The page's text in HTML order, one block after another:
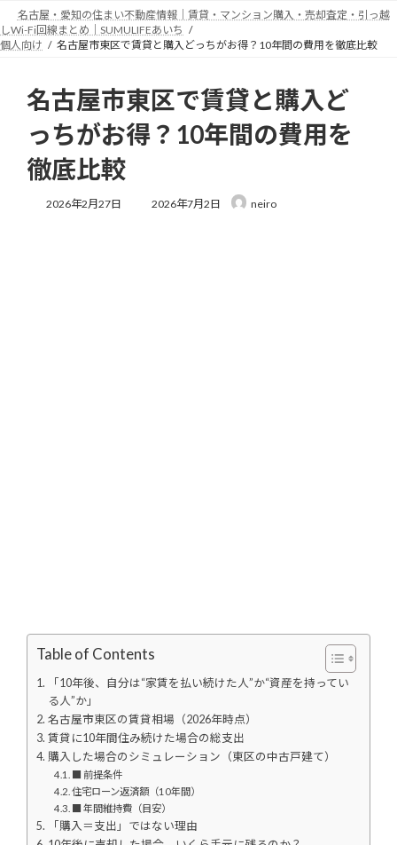
ン
テ
ビ
ゲ
名古屋・愛知の住まい不動産情報｜賃貸・マンション購入・売却査定・引っ越
しWi-Fi回線まとめ｜SUMULIFEあいち
個人向け
名古屋市東区で賃貸と購入どっちがお得？10年間の費用を徹底比較
名古屋市東区で賃貸と購入ど
っちがお得？10年間の費用を
徹底比較
2026年2月27日
最
2026年7月2日 neiro
Table of Contents
「10年後、自分は“家賃を払い続けた人”か“資産を持ってい
る人”か」
名古屋市東区の賃貸相場（2026年時点）
賃貸に10年間住み続けた場合の総支出
購入した場合のシミュレーション（東区の中古戸建て）
■ 前提条件
住宅ローン返済額（10年間）
■ 年間維持費（目安）
「購入＝支出」ではない理由